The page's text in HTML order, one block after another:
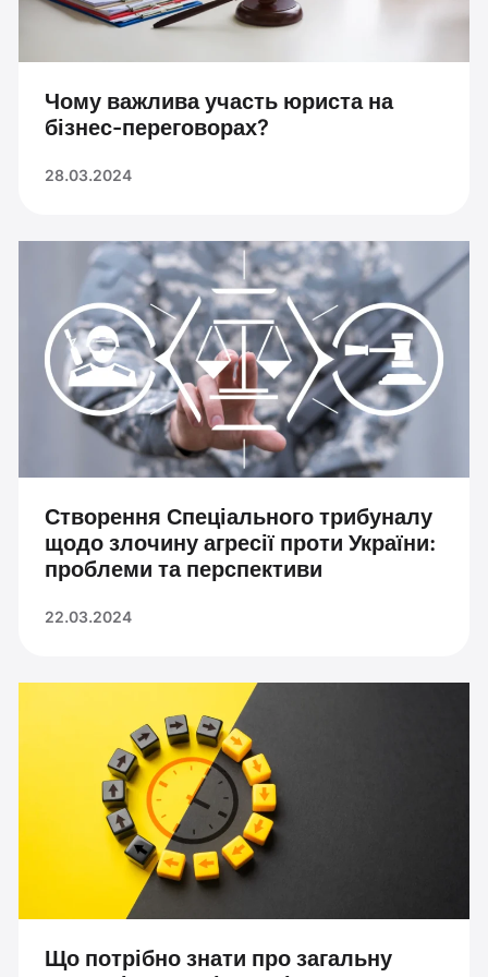
Чому важлива участь юриста на
бізнес-переговорах?
28.03.2024
Створення Спеціального трибуналу
щодо злочину агресії проти України:
проблеми та перспективи
22.03.2024
Що потрібно знати про загальну